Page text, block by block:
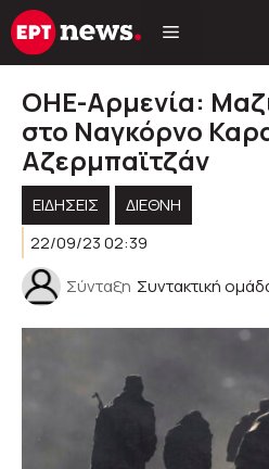
Μετάβαση
σε
ΟΗΕ-Αρμενία:
στο Ναγκόρνο
Αζερμπαϊτζάν
ΕΙΔΗΣΕΙΣ
ΔΙΕΘΝΗ
22/09/23 02:39
Σύνταξη Συντακτική